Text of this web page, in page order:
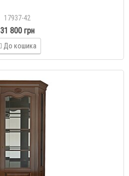
17937-42
31 800 грн
До кошика